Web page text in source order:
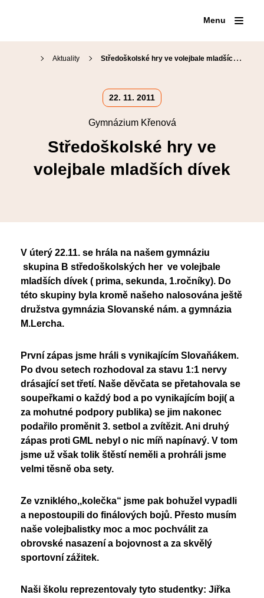
Menu
Den otevřených dveří
Přijímací zkoušky
Přípravné kurzy
Virtuální prohlídka
Kariérové poradenství
Organizace školního roku
Maturitní zkoušky
Pěvecký sbor
Studentský parlament
PoŠkole
GeoKecy
Křenka Hub
DofE
Školní jídelna
Školní knihovna
Erasmus+
Klub absolventů
Nadační fond
Školská rada
Vzory žádostí
Historie školy
Aktuality Středoškolské hry ve volejbale mladších dívek
22. 11. 2011
Gymnázium Křenová
Středoškolské hry ve
volejbale mladších dívek
V úterý 22.11. se hrála na našem gymnáziu
skupina B středoškolských her ve volejbale
mladších dívek ( prima, sekunda, 1.ročníky). Do
této skupiny byla kromě našeho nalosována ještě
družstva gymnázia Slovanské nám. a gymnázia
M.Lercha.
První zápas jsme hráli s vynikajícím Slovaňákem.
Po dvou setech rozhodoval za stavu 1:1 nervy
drásající set třetí. Naše děvčata se přetahovala se
soupeřkami o každý bod a po vynikajícím boji( a
za mohutné podpory publika) se jim nakonec
podařilo proměnit 3. setbol a zvítězit. Ani druhý
zápas proti GML nebyl o nic míň napínavý. V tom
jsme už však tolik štěstí neměli a prohráli jsme
velmi těsně oba sety.
Ze vzniklého,,kolečka“ jsme pak bohužel vypadli
a nepostoupili do finálových bojů. Přesto musím
naše volejbalistky moc a moc pochválit za
obrovské nasazení a bojovnost a za skvělý
sportovní zážitek.
Naši školu reprezentovaly tyto studentky: Jiřka